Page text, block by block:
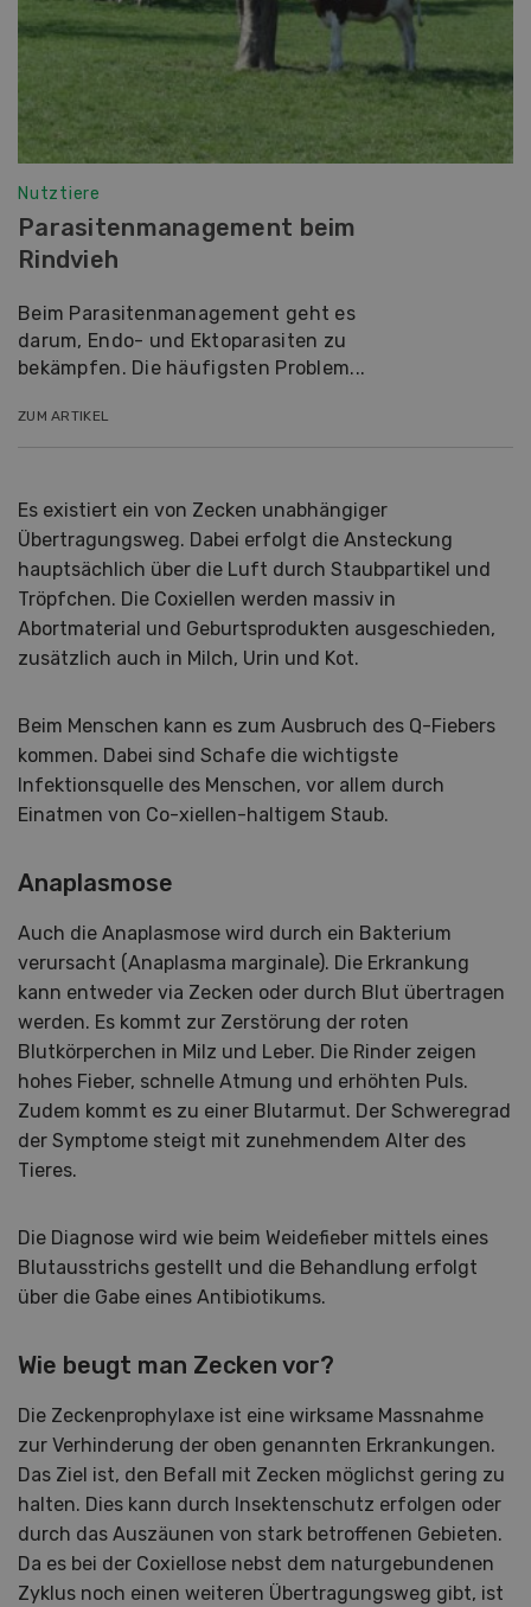
Nutztiere
Parasitenmanagement beim
Rindvieh
Beim Parasitenmanagement geht es
darum, Endo- und Ektoparasiten zu
bekämpfen. Die häufigsten Problem...
ZUM ARTIKEL
Es existiert ein von Zecken unabhängiger
Übertragungsweg. Dabei erfolgt die Ansteckung
hauptsächlich über die Luft durch Staubpartikel und
Tröpfchen. Die Coxiellen werden massiv in
Abortmaterial und Geburtsprodukten ausgeschieden,
zusätzlich auch in Milch, Urin und Kot.
Beim Menschen kann es zum Ausbruch des Q-Fiebers
kommen. Dabei sind Schafe die wichtigste
Infektionsquelle des Menschen, vor allem durch
Einatmen von Co-xiellen-haltigem Staub.
Anaplasmose
Auch die Anaplasmose wird durch ein Bakterium
verursacht (Anaplasma marginale). Die Erkrankung
kann entweder via Zecken oder durch Blut übertragen
werden. Es kommt zur Zerstörung der roten
Blutkörperchen in Milz und Leber. Die Rinder zeigen
hohes Fieber, schnelle Atmung und erhöhten Puls.
Zudem kommt es zu einer Blutarmut. Der Schweregrad
der Symptome steigt mit zunehmendem Alter des
Tieres.
Die Diagnose wird wie beim Weidefieber mittels eines
Blutausstrichs gestellt und die Behandlung erfolgt
über die Gabe eines Antibiotikums.
Wie beugt man Zecken vor?
Die Zeckenprophylaxe ist eine wirksame Massnahme
zur Verhinderung der oben genannten Erkrankungen.
Das Ziel ist, den Befall mit Zecken möglichst gering zu
halten. Dies kann durch Insektenschutz erfolgen oder
durch das Auszäunen von stark betroffenen Gebieten.
Da es bei der Coxiellose nebst dem naturgebundenen
Zyklus noch einen weiteren Übertragungsweg gibt, ist